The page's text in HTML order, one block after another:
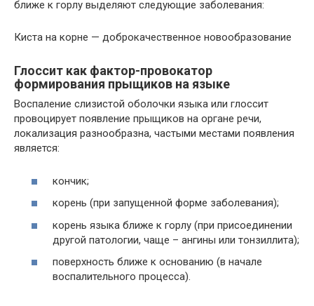
ближе к горлу выделяют следующие заболевания:
Киста на корне — доброкачественное новообразование
Глоссит как фактор-провокатор
формирования прыщиков на языке
Воспаление слизистой оболочки языка или глоссит
провоцирует появление прыщиков на органе речи,
локализация разнообразна, частыми местами появления
является:
кончик;
корень (при запущенной форме заболевания);
корень языка ближе к горлу (при присоединении
другой патологии, чаще – ангины или тонзиллита);
поверхность ближе к основанию (в начале
воспалительного процесса).